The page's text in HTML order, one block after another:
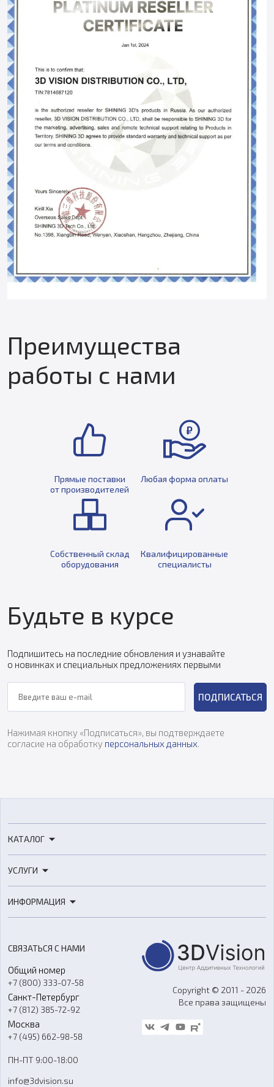
Преимущества
работы с нами
Прямые поставки
от производителей
Любая форма оплаты
Собственный склад
оборудования
Квалифицированные
специалисты
Будьте в курсе
Подпишитесь на последние обновления и узнавайте
о новинках и специальных предложениях первыми
ПОДПИСАТЬСЯ
Нажимая кнопку «Подписаться», вы подтверждаете
согласие на обработку персональных данных.
КАТАЛОГ
3D-сканеры
Расходные материалы
Оборудование и материалы для вакуумного литья
Аксессуары и прочее оборудование
Программное обеспечение
УСЛУГИ
3D-моделирование
Ремонт и услуги
ИНФОРМАЦИЯ
О компании
Контакты
Гос. закупки
Стать дилером
Блог
FAQ
СВЯЗАТЬСЯ С НАМИ
Общий номер
+7 (800) 333-07-58
Санкт-Петербург
+7 (812) 385-72-92
Москва
+7 (495) 662-98-58
ПН-ПТ 9:00-18:00
info@3dvision.su
Copyright © 2011 - 2026
Все права защищены